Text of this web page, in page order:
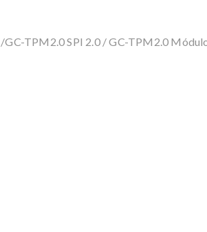
TPM2.0 SPI 2.0 / GC-TPM2.0